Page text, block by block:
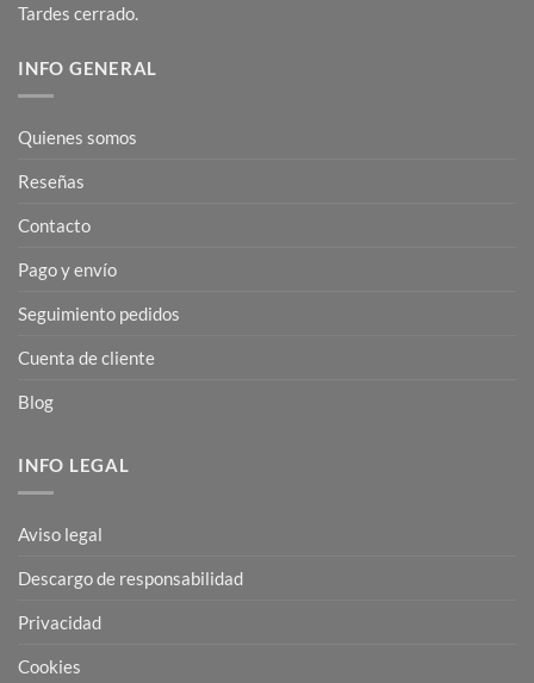
Tardes cerrado.
INFO GENERAL
Quienes somos
Reseñas
Contacto
Pago y envío
Seguimiento pedidos
Cuenta de cliente
Blog
INFO LEGAL
Aviso legal
Descargo de responsabilidad
Privacidad
Cookies